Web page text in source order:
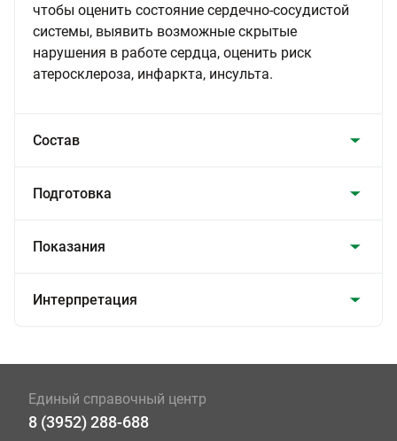
чтобы оценить состояние сердечно-сосудистой
системы, выявить возможные скрытые
нарушения в работе сердца, оценить риск
атеросклероза, инфаркта, инсульта.
Состав
Подготовка
Показания
Интерпретация
Единый справочный центр
8 (3952) 288-688